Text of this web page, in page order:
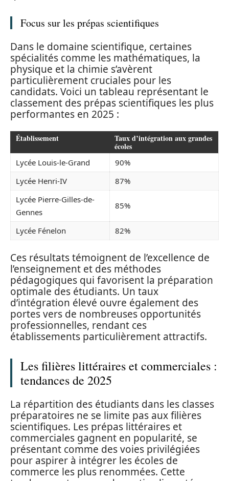
Focus sur les prépas scientifiques
Dans le domaine scientifique, certaines
spécialités comme les mathématiques, la
physique et la chimie s’avèrent
particulièrement cruciales pour les
candidats. Voici un tableau représentant le
classement des prépas scientifiques les plus
performantes en 2025 :
Établissement Taux d’intégration aux grandes
écoles
Lycée Louis-le-Grand
90%
Lycée Henri-IV
87%
Lycée Pierre-Gilles-de-
Gennes
85%
Lycée Fénelon 82%
Ces résultats témoignent de l’excellence de
l’enseignement et des méthodes
pédagogiques qui favorisent la préparation
optimale des étudiants. Un taux
d’intégration élevé ouvre également des
portes vers de nombreuses opportunités
professionnelles, rendant ces
établissements particulièrement attractifs.
Les filières littéraires et commerciales :
tendances de 2025
La répartition des étudiants dans les classes
préparatoires ne se limite pas aux filières
scientifiques. Les prépas littéraires et
commerciales gagnent en popularité, se
présentant comme des voies privilégiées
pour aspirer à intégrer les écoles de
commerce les plus renommées. Cette